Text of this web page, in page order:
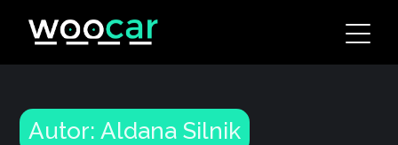
Autor:Aldana Silnik